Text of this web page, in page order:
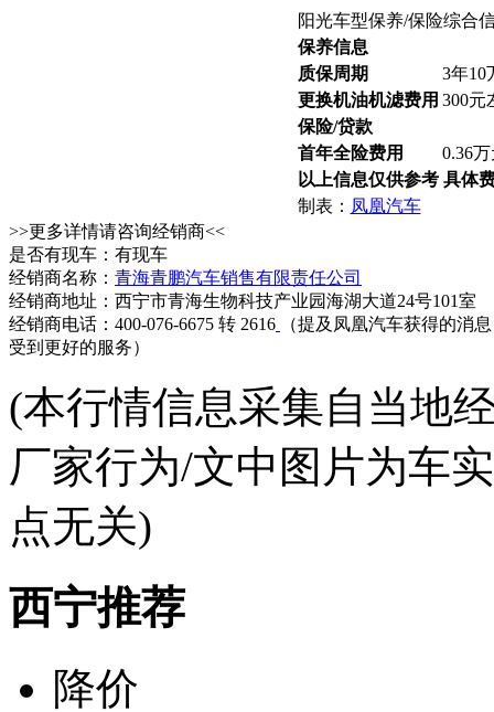
阳光车型保养/保险综合
保养信息
质保周期
3年10
更换机油机滤费用 300元
保险/贷款
首年全险费用
0.36
以上信息仅供参考 具体
制表： 凤凰汽车
>>更多详情请咨询经销商<<
是否有现车：有现车
经销商名称： 青海青鹏汽车销售有限责任公司
经销商地址：西宁市青海生物科技产业园海湖大道24号101室
经销商电话：400-076-6675 转 2616
（提及凤凰汽车获得的消
受到更好的服务）
(本行情信息采集自当地
厂家行为/文中图片为车
点无关)
西宁推荐
降价